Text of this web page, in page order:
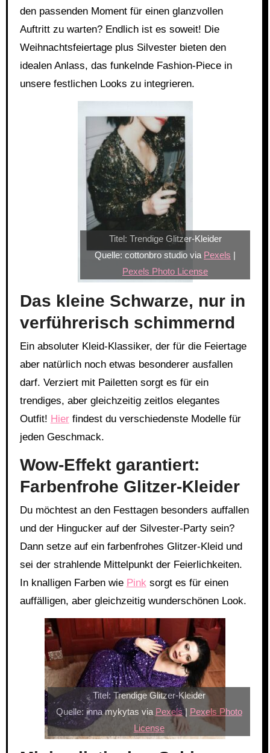
den passenden Moment für einen glanzvollen
Auftritt zu warten? Endlich ist es soweit! Die
Weihnachtsfeiertage plus Silvester bieten den
idealen Anlass, das funkelnde Fashion-Piece in
unsere festlichen Looks zu integrieren.
Titel: Trendige Glitzer-Kleider
Quelle: cottonbro studio via Pexels |
Pexels Photo License
Das kleine Schwarze, nur in
verführerisch schimmernd
Ein absoluter Kleid-Klassiker, der für die Feiertage
aber natürlich noch etwas besonderer ausfallen
darf. Verziert mit Pailetten sorgt es für ein
trendiges, aber gleichzeitig zeitlos elegantes
Outfit! Hierfindest du verschiedenste Modelle für
jeden Geschmack.
Wow-Effekt garantiert:
Farbenfrohe Glitzer-Kleider
Du möchtest an den Festtagen besonders auffallen
und der Hingucker auf der Silvester-Party sein?
Dann setze auf ein farbenfrohes Glitzer-Kleid und
sei der strahlende Mittelpunkt der Feierlichkeiten.
In knalligen Farben wie Pinksorgt es für einen
auffälligen, aber gleichzeitig wunderschönen Look.
Titel: Trendige Glitzer-Kleider
Quelle: inna mykytas via Pexels| Pexels Photo
License